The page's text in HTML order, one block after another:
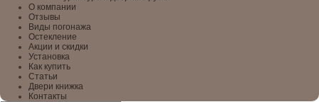
О компании
Отзывы
Виды погонажа
Остекление
Акции и скидки
Установка
Как купить
Статьи
Двери книжка
Контакты